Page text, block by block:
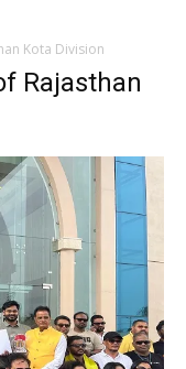
Kota Division
Rajasthan